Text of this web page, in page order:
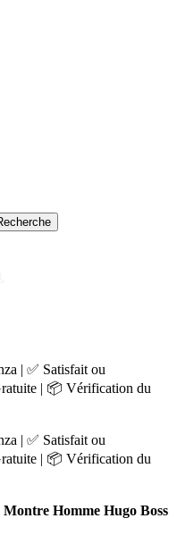
| ✅ Satisfait ou
| 📦 Vérification du
| ✅ Satisfait ou
| 📦 Vérification du
Montre Homme Hugo Boss